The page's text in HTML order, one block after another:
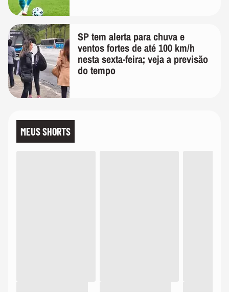
SP tem alerta para chuva e
ventos fortes de até 100 km/h
nesta sexta-feira; veja a previsão
do tempo
MEUS SHORTS